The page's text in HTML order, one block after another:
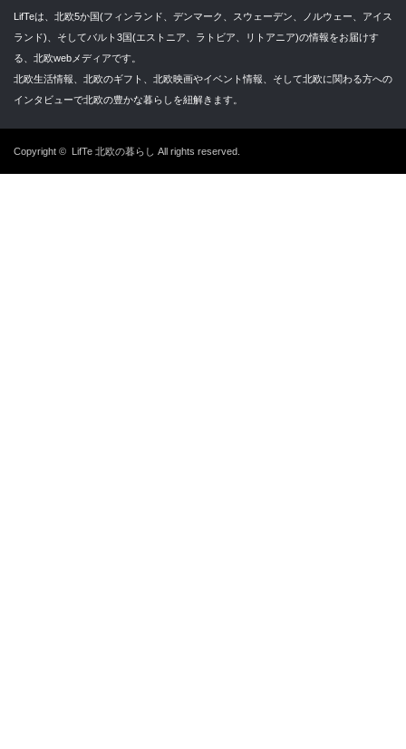
LifTeは、北欧5か国(フィンランド、デンマーク、スウェーデン、ノルウェー、アイス
ランド)、そしてバルト3国(エストニア、ラトビア、リトアニア)の情報をお届けす
る、北欧webメディアです。
北欧生活情報、北欧のギフト、北欧映画やイベント情報、そして北欧に関わる方への
インタビューで北欧の豊かな暮らしを紐解きます。
Copyright © LifTe 北欧の暮らし All rights reserved.